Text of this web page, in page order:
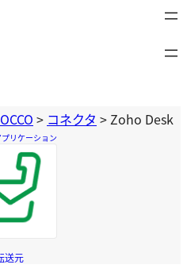
> コネクタ >Zoho Desk
リケーション
Desk
送元